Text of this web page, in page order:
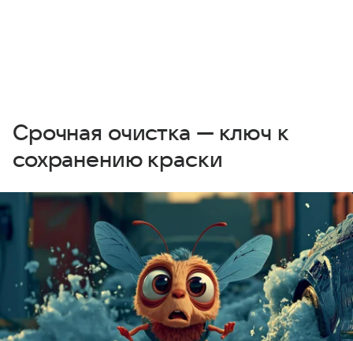
Срочная очистка — ключ к
сохранению краски